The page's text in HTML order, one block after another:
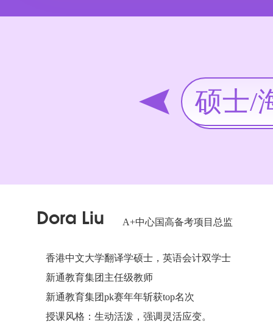
硕士/
Dora Liu A+中心国高备考项目总监
香港中文大学翻译学硕士，英语会计双学士
新通教育集团主任级教师
新通教育集团pk赛年年斩获top名次
授课风格：生动活泼，强调灵活应变。